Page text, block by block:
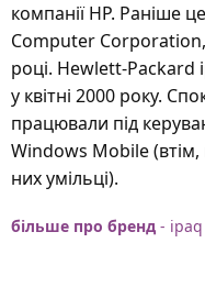
компанії HP. Раніше
Computer
році. Hewlett-Packard
у квітні 2000 року.
працювали під
Windows Mobile
них умільці).
більше про бренд - ipaq